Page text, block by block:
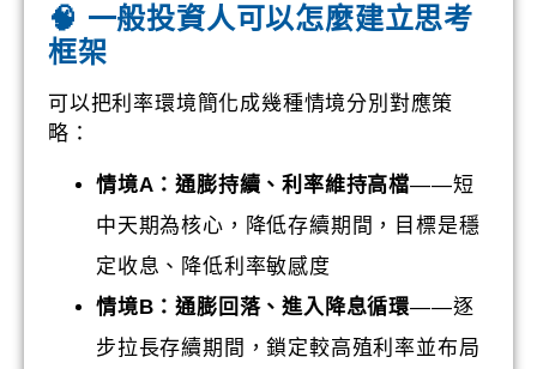
🧠 一般投資人可以怎麼建立思考
框架
可以把利率環境簡化成幾種情境分別對應策
略：
情境A：通膨持續、利率維持高檔——短
中天期為核心，降低存續期間，目標是穩
定收息、降低利率敏感度
情境B：通膨回落、進入降息循環——逐
步拉長存續期間，鎖定較高殖利率並布局